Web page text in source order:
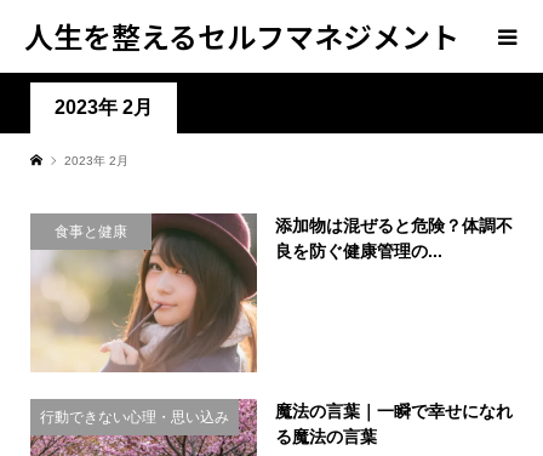
人生を整えるセルフマネジメント
2023年 2月
2023年 2月
食事と健康
添加物は混ぜると危険？体調不
良を防ぐ健康管理の...
行動できない心理・思い込み
魔法の言葉｜一瞬で幸せになれ
る魔法の言葉